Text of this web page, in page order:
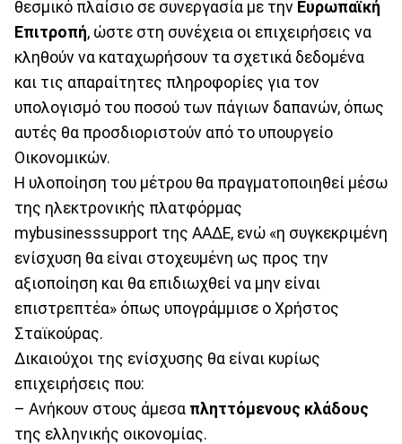
θεσμικό πλαίσιο σε συνεργασία με την Ευρωπαϊκή
Επιτροπή, ώστε στη συνέχεια οι επιχειρήσεις να
κληθούν να καταχωρήσουν τα σχετικά δεδομένα
και τις απαραίτητες πληροφορίες για τον
υπολογισμό του ποσού των πάγιων δαπανών, όπως
αυτές θα προσδιοριστούν από το υπουργείο
Οικονομικών.
Η υλοποίηση του μέτρου θα πραγματοποιηθεί μέσω
της ηλεκτρονικής πλατφόρμας
mybusinesssupport της ΑΑΔΕ, ενώ «η συγκεκριμένη
ενίσχυση θα είναι στοχευμένη ως προς την
αξιοποίηση και θα επιδιωχθεί να μην είναι
επιστρεπτέα» όπως υπογράμμισε ο Χρήστος
Σταϊκούρας.
Δικαιούχοι της ενίσχυσης θα είναι κυρίως
επιχειρήσεις που:
– Ανήκουν στους άμεσα πληττόμενους κλάδους
της ελληνικής οικονομίας.